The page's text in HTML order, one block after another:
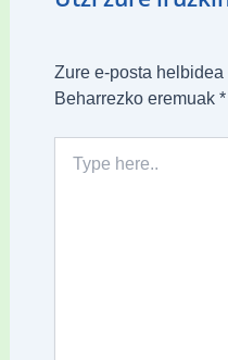
Zure e-posta
Beharrezko eremuak *
here..